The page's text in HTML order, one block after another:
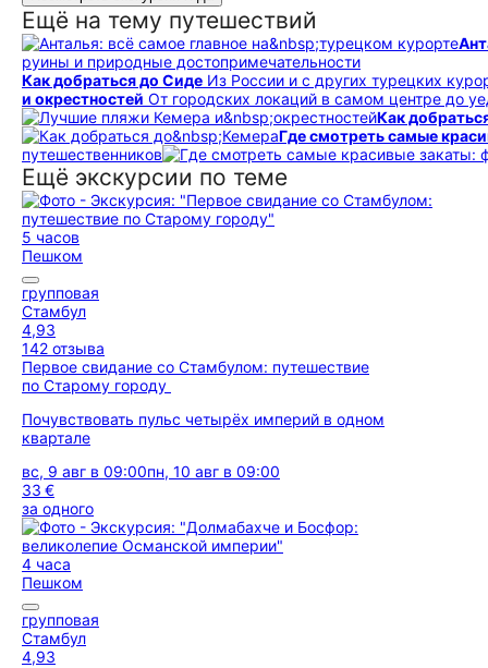
Ещё на тему путешествий
руины и природные до­сто­при­ме­ча­тель­но­сти
Как добраться до Сиде Из России и с других турецких
и окрестностей От городских локаций в самом центре до
Как
Где смотреть самые
путешественников
Ещё экскурсии по теме
5 часов
Пешком
групповая
Стамбул
4,93
142 отзыва
Первое свидание со Стамбулом: путешествие
по Старому городу
Почувствовать пульс четырёх империй в одном
квартале
вс, 9 авг в 09:00пн, 10 авг в 09:00
33 €
за одного
4 часа
Пешком
групповая
Стамбул
4,93